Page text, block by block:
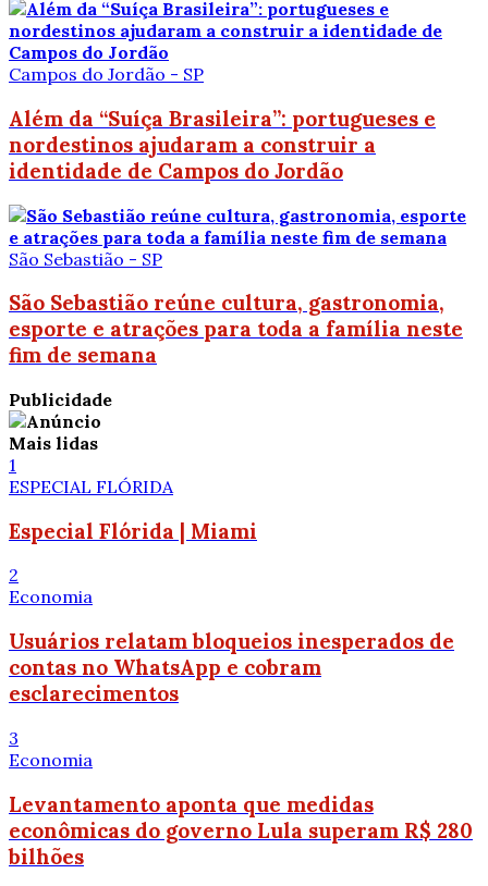
Campos do Jordão - SP
Além da “Suíça Brasileira”: portugueses e
nordestinos ajudaram a construir a
identidade de Campos do Jordão
São Sebastião - SP
São Sebastião reúne cultura, gastronomia,
esporte e atrações para toda a família neste
fim de semana
Publicidade
Mais lidas
1
ESPECIAL FLÓRIDA
Especial Flórida | Miami
2
Economia
Usuários relatam bloqueios inesperados de
contas no WhatsApp e cobram
esclarecimentos
3
Economia
Levantamento aponta que medidas
econômicas do governo Lula superam R$ 280
bilhões